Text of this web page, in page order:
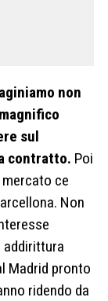
non
sul
contratto. Poi
ce
Non
addirittura
Madrid pronto
ridendo da